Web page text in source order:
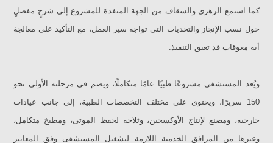
كما استمع الزهري والسقاف من الجهة المنفذة للمشروع إلى شرحٍ مفصلٍ
حول نسب الإنجاز والتحديات التي تواجه سير العمل، مع التأكيد على معالجة
أية معوقات قد تعيق التنفيذ.
ويُعد المستشفى مشروعًا طبيًا عامًا متكاملًا، ويضم في مرحلته الأولى نحو
150 سريرًا، ويحتوي على مختلف التخصصات الطبية، إلى جانب عيادات
خارجية، ومصنع لإنتاج الأوكسجين، وثلاجة لحفظ الموتى، ومطبخ متكامل،
وغيرها من المرافق الخدمية اللازمة لتشغيل المستشفى وفق المعايير